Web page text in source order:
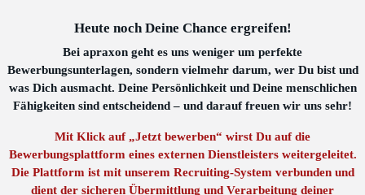
Heute noch Deine Chance ergreifen!
Bei apraxon geht es uns weniger um perfekte
Bewerbungsunterlagen, sondern vielmehr darum, wer Du bist und
was Dich ausmacht. Deine Persönlichkeit und Deine menschlichen
Fähigkeiten sind entscheidend – und darauf freuen wir uns sehr!
Mit Klick auf „Jetzt bewerben“ wirst Du auf die
Bewerbungsplattform eines externen Dienstleisters weitergeleitet.
Die Plattform ist mit unserem Recruiting-System verbunden und
dient der sicheren Übermittlung und Verarbeitung deiner